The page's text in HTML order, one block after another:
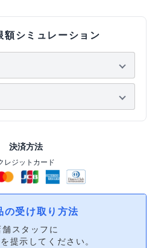
額シミュレーション
決済方法
レジットカード
の受け取り方法
舗スタッフに
提示してください。